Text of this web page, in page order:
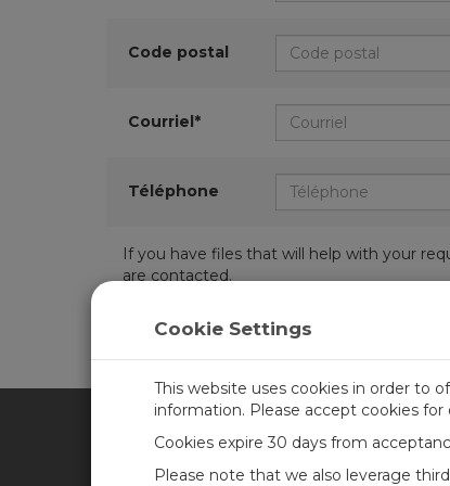
Code postal
Courriel*
Téléphone
If you have files that will help with your
are contacted.
CAMPBELL SCIENTIFIC
Cookie Settings
This website uses cookies in order to
information. Please accept cookies
Cookies expire 30 days from
Please note that we also leverage